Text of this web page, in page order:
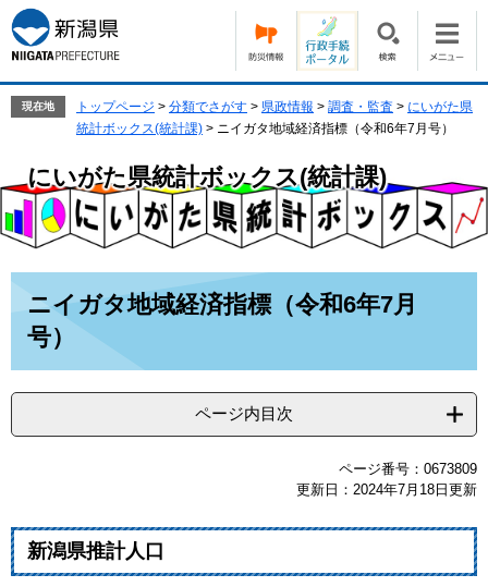
ー
ジ
の
す。
ニ
ュ
ー
て
本
文
現在地 トップページ > 分類でさがす > 県政情報 > 調査・監査 > にいがた県
統計ボックス(統計課) > ニイガタ地域経済指標（令和6年7月号）
にいがた県統計ボックス(統計課)
ニイガタ地域経済指標（令和6年7月
号）
ページ内目次
ページ番号：0673809
更新日：2024年7月18日更新
新潟県推計人口